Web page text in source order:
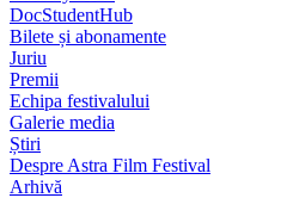
DocStudentHub
Bilete și abonamente
Juriu
Premii
Echipa festivalului
Galerie media
Știri
Despre Astra Film Festival
Arhivă